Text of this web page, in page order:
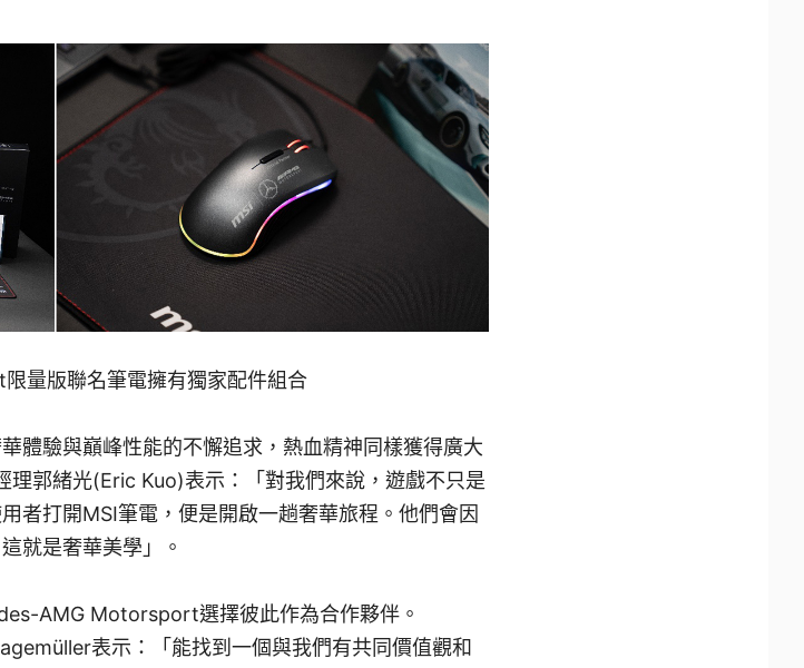
量版聯名筆電擁有獨家配件組合
體驗與巔峰性能的不懈追求，熱血精神同樣獲得廣大
郭緒光(Eric Kuo)表示：「對我們來說，遊戲不只是
者打開MSI筆電，便是開啟一趟奢華旅程。他們會因
就是奢華美學」。
AMG Motorsport選擇彼此作為合作夥伴。
表示：「能找到一個與我們有共同價值觀和